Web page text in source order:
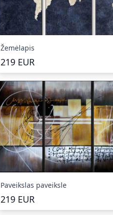
Žemėlapis
219 EUR
Paveikslas paveiksle
219 EUR